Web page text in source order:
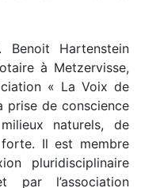
Hartenstein
à Metzervisse,
« La Voix de
prise de conscience
naturels, de
forte. Il est membre
pluridisciplinaire
l’association